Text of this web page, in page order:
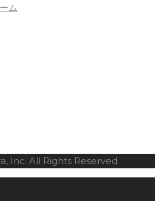
ム
Inc. All Rights Reserved